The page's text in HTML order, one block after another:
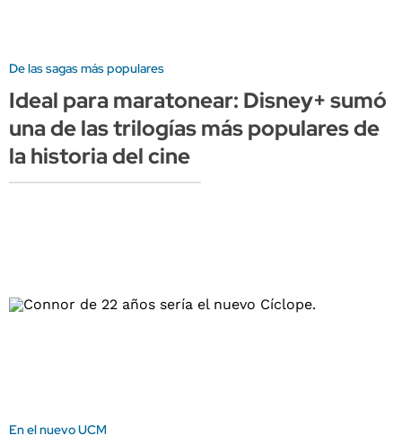
De las sagas más populares
Ideal para maratonear: Disney+ sumó
una de las trilogías más populares de
la historia del cine
En el nuevo UCM